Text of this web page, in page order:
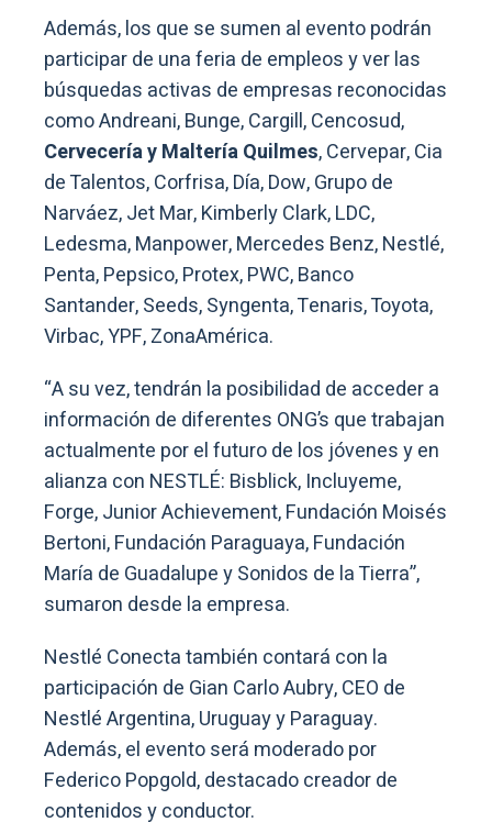
Además, los que se sumen al evento podrán
participar de una feria de empleos y ver las
búsquedas activas de empresas reconocidas
como Andreani, Bunge, Cargill, Cencosud,
Cervecería y Maltería Quilmes, Cervepar, Cia
de Talentos, Corfrisa, Día, Dow, Grupo de
Narváez, Jet Mar, Kimberly Clark, LDC,
Ledesma, Manpower, Mercedes Benz, Nestlé,
Penta, Pepsico, Protex, PWC, Banco
Santander, Seeds, Syngenta, Tenaris, Toyota,
Virbac, YPF, ZonaAmérica.
“A su vez, tendrán la posibilidad de acceder a
información de diferentes ONG’s que trabajan
actualmente por el futuro de los jóvenes y en
alianza con NESTLÉ: Bisblick, Incluyeme,
Forge, Junior Achievement, Fundación Moisés
Bertoni, Fundación Paraguaya, Fundación
María de Guadalupe y Sonidos de la Tierra”,
sumaron desde la empresa.
Nestlé Conecta también contará con la
participación de Gian Carlo Aubry, CEO de
Nestlé Argentina, Uruguay y Paraguay.
Además, el evento será moderado por
Federico Popgold, destacado creador de
contenidos y conductor.